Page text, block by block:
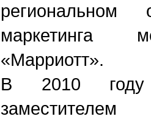
маркетинга
«Марриотт».
В 2010 году